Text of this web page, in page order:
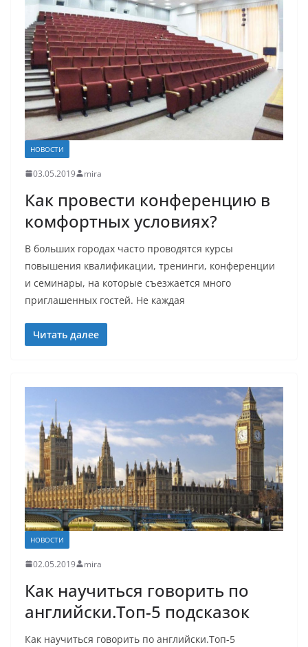
НОВОСТИ
03.05.2019 mira
Как провести конференцию в
комфортных условиях?
В больших городах часто проводятся курсы
повышения квалификации, тренинги, конференции
и семинары, на которые съезжается много
приглашенных гостей. Не каждая
Читать далее
НОВОСТИ
02.05.2019 mira
Как научиться говорить по
английски.Топ-5 подсказок
Как научиться говорить по английски.Топ-5